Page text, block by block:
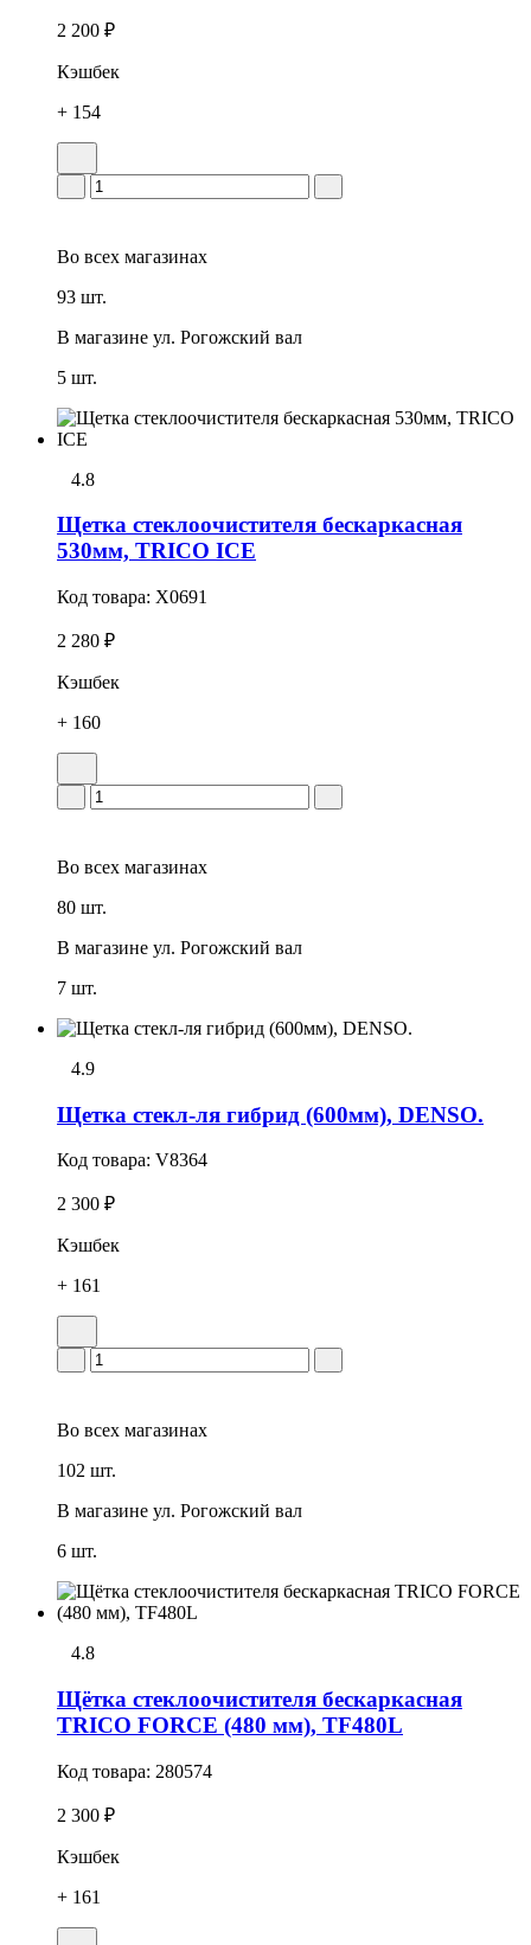
2 200 ₽
Кэшбек
+ 154
Во всех магазинах
93 шт.
В магазине ул. Рогожский вал
5 шт.
4.8
Щетка стеклоочистителя бескаркасная
530мм, TRICO ICE
Код товара: X0691
2 280 ₽
Кэшбек
+ 160
Во всех магазинах
80 шт.
В магазине ул. Рогожский вал
7 шт.
4.9
Щетка стекл-ля гибрид (600мм), DENSO.
Код товара: V8364
2 300 ₽
Кэшбек
+ 161
Во всех магазинах
102 шт.
В магазине ул. Рогожский вал
6 шт.
4.8
Щётка стеклоочистителя бескаркасная
TRICO FORCE (480 мм), TF480L
Код товара: 280574
2 300 ₽
Кэшбек
+ 161